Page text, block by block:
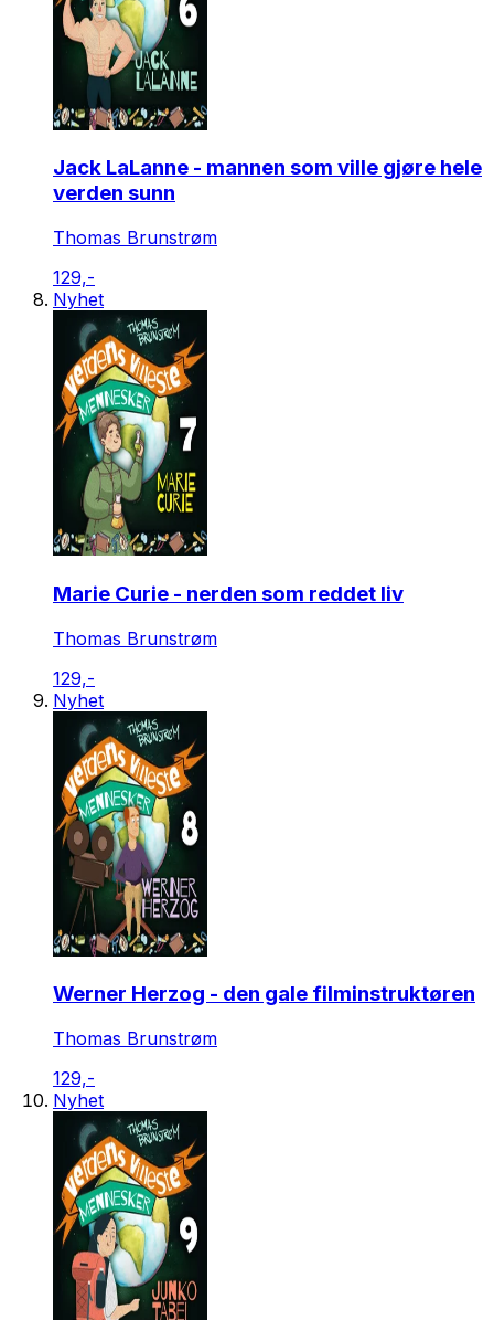
Jack LaLanne - mannen som ville gjøre hele
verden sunn
Thomas Brunstrøm
129,-
Nyhet
Marie Curie - nerden som reddet liv
Thomas Brunstrøm
129,-
Nyhet
Werner Herzog - den gale filminstruktøren
Thomas Brunstrøm
129,-
Nyhet